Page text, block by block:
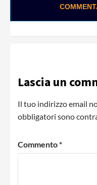
Lascia un
Il tuo indirizzo email
obbligatori sono
Commento*